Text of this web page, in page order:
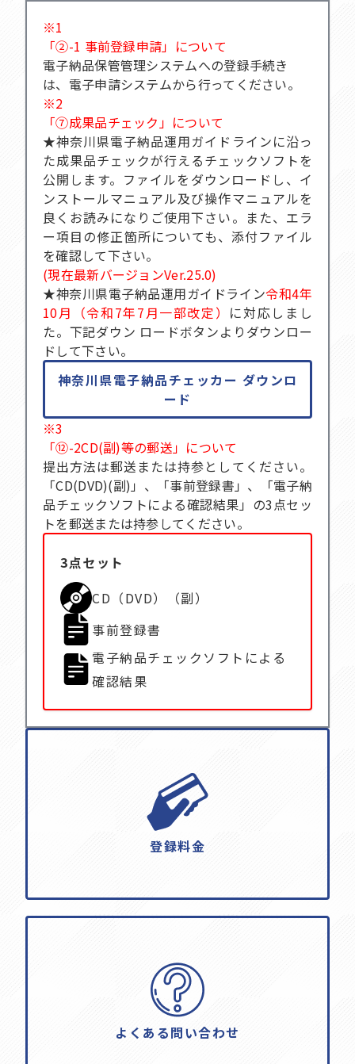
※1
「②-1 事前登録申請」について
電子納品保管管理システムへの登録手続き
は、電子申請システムから行ってください。
※2
「⑦成果品チェック」について
★神奈川県電子納品運用ガイドラインに沿っ
た成果品チェックが行えるチェックソフトを
公開します。ファイルをダウンロードし、イ
ンストールマニュアル及び操作マニュアルを
良くお読みになりご使用下さい。また、エラ
ー項目の修正箇所についても、添付ファイル
を確認して下さい。
(現在最新バージョンVer.25.0)
★神奈川県電子納品運用ガイドライン令和4年
10月（令和7年7月一部改定） に対応しまし
た。下記ダウン ロードボタンよりダウンロー
ドして下さい。
神奈川県電子納品チェッカー ダウンロ
ード
※3
「⑫-2CD(副)等の郵送」について
提出方法は郵送または持参としてください。
「CD(DVD)(副)」、「事前登録書」、「電子納
品チェックソフトによる確認結果」の3点セッ
トを郵送または持参してください。
3点セット
CD（DVD）（副）
事前登録書
電子納品チェックソフトによる
確認結果
登録料金
よくある問い合わせ